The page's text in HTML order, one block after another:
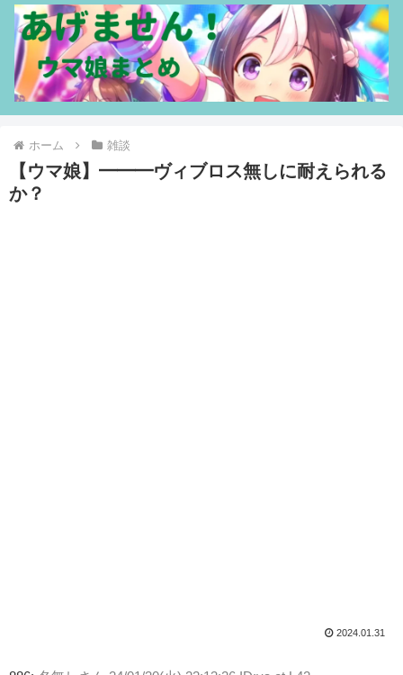
ホーム 雑談
【ウマ娘】━━━ヴィブロス無しに耐えられる
か？
2024.01.31